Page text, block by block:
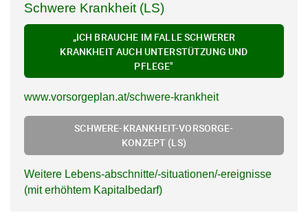
Schwere Krankheit (LS)
„ICH BRAUCHE IM FALLE SCHWERER
KRANKHEIT AUCH UNTERSTÜTZUNG UND
PFLEGE"
www.vorsorgeplan.at/schwere-krankheit
SCHWERE-KRANKHEIT-VORSORGE-
KONZEPT (LS)
Weitere Lebens-abschnitte/-situationen/-ereignisse
(mit erhöhtem Kapitalbedarf)